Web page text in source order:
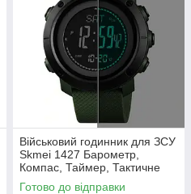
Військовий годинник для ЗСУ
Skmei 1427 Барометр,
Компас, Таймер, Тактичне
підсвічування
Готово до відправки